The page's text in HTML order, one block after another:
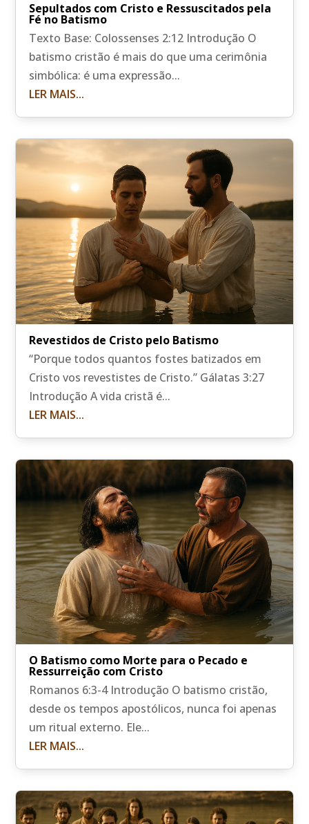
Sepultados com Cristo e Ressuscitados pela
Fé no Batismo
Texto Base: Colossenses 2:12 Introdução O
batismo cristão é mais do que uma cerimônia
simbólica: é uma expressão...
LER MAIS...
Revestidos de Cristo pelo Batismo
“Porque todos quantos fostes batizados em
Cristo vos revestistes de Cristo.” Gálatas 3:27
Introdução A vida cristã é...
LER MAIS...
O Batismo como Morte para o Pecado e
Ressurreição com Cristo
Romanos 6:3-4 Introdução O batismo cristão,
desde os tempos apostólicos, nunca foi apenas
um ritual externo. Ele...
LER MAIS...